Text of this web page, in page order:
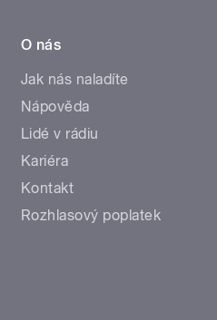
O nás
Jak nás naladíte
Nápověda
Lidé v rádiu
Kariéra
Kontakt
Rozhlasový poplatek